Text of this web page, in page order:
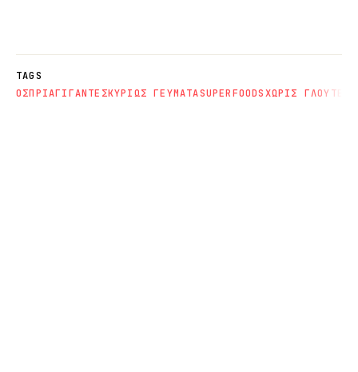
TAGS
ΟΣΠΡΙΑΓΙΓΑΝΤΕΣΚΥΡΙΩΣ ΓΕΥΜΑΤΑSUPERFOODSΧΩΡΙΣ ΓΛΟΥΤΕΝΗ